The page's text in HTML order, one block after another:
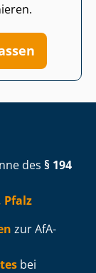
des § 194
zur AfA-
bei